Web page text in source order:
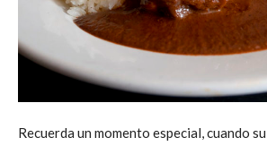
Recuerda un momento especial, cuando